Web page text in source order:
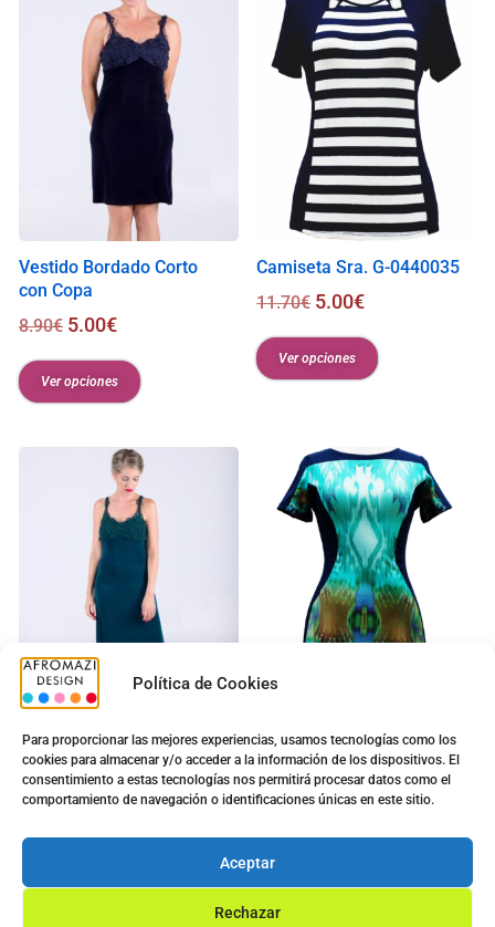
Política de Cookies
Para proporcionar las mejores experiencias, usamos tecnologías como los
cookies para almacenar y/o acceder a la información de los dispositivos. El
consentimiento a estas tecnologías nos permitirá procesar datos como el
comportamiento de navegación o identificaciones únicas en este sitio.
Aceptar
Rechazar
Vestido Bordado Corto
con Copa
8.90€ 5.00€
Ver opciones
Camiseta Sra. G-0440035
11.70€ 5.00€
Ver opciones
Vestido Bordado Largo
con Copa
Vestido Sra. A20055
7.00€